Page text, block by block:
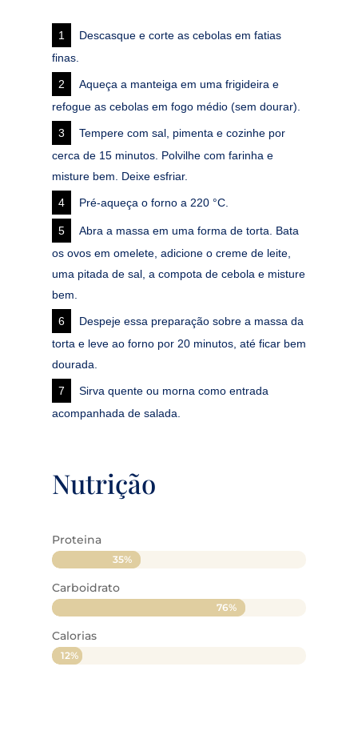
Descasque e corte as cebolas em fatias
finas.
Aqueça a manteiga em uma frigideira e
refogue as cebolas em fogo médio (sem dourar).
Tempere com sal, pimenta e cozinhe por
cerca de 15 minutos. Polvilhe com farinha e
misture bem. Deixe esfriar.
Pré-aqueça o forno a 220 °C.
Abra a massa em uma forma de torta. Bata
os ovos em omelete, adicione o creme de leite,
uma pitada de sal, a compota de cebola e misture
bem.
Despeje essa preparação sobre a massa da
torta e leve ao forno por 20 minutos, até ficar bem
dourada.
Sirva quente ou morna como entrada
acompanhada de salada.
Nutrição
Proteina
35%
35%
Carboidrato
76%
76%
Calorias
12%
12%